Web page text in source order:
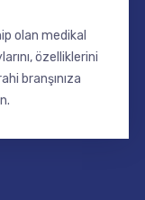
olan medikal
özelliklerini
branşınıza